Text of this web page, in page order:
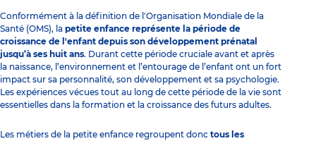
Conformément à la définition de l'Organisation Mondiale de la
Santé (OMS), la petite enfance représente la période de
croissance de l'enfant depuis son développement prénatal
jusqu’à ses huit ans. Durant cette période cruciale avant et après
la naissance, l’environnement et l’entourage de l’enfant ont un fort
impact sur sa personnalité, son développement et sa psychologie.
Les expériences vécues tout au long de cette période de la vie sont
essentielles dans la formation et la croissance des futurs adultes.
Les métiers de la petite enfance regroupent donc tous les